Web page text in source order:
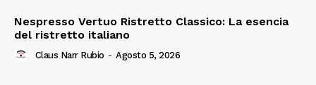
Nespresso Vertuo Ristretto Classico: La esencia
del ristretto italiano
Claus Narr Rubio - Agosto 5, 2026